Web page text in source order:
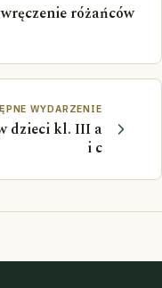
różańców
WYDARZENIE
dzieci kl. III a
i c